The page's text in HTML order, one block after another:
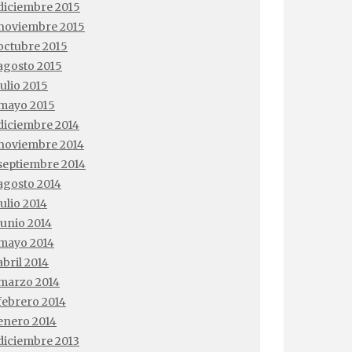
2015
2015
2015
2015
2015
2015
2014
2014
2014
2014
2014
2014
2014
2014
2014
2014
2014
2013